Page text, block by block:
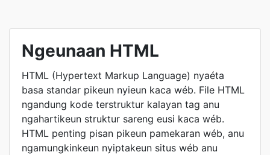
Ngeunaan HTML
HTML (Hypertext Markup Language) nyaéta
basa standar pikeun nyieun kaca wéb. File HTML
ngandung kode terstruktur kalayan tag anu
ngahartikeun struktur sareng eusi kaca wéb.
HTML penting pisan pikeun pamekaran wéb, anu
ngamungkinkeun nyiptakeun situs wéb anu